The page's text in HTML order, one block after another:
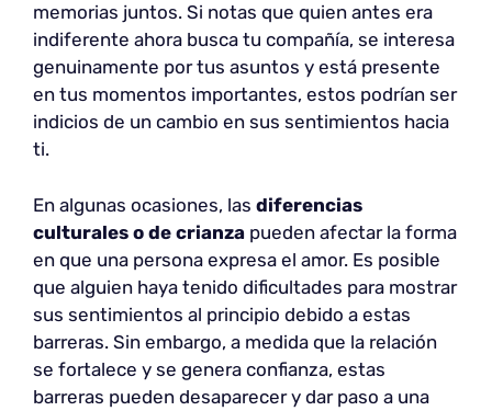
memorias juntos. Si notas que quien antes era
indiferente ahora busca tu compañía, se interesa
genuinamente por tus asuntos y está presente
en tus momentos importantes, estos podrían ser
indicios de un cambio en sus sentimientos hacia
ti.
En algunas ocasiones, las diferencias
culturales o de crianza pueden afectar la forma
en que una persona expresa el amor. Es posible
que alguien haya tenido dificultades para mostrar
sus sentimientos al principio debido a estas
barreras. Sin embargo, a medida que la relación
se fortalece y se genera confianza, estas
barreras pueden desaparecer y dar paso a una